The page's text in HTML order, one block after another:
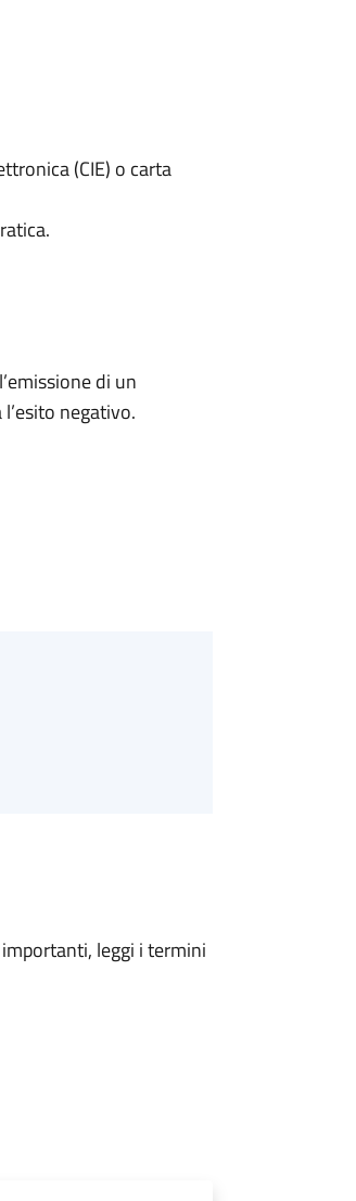
(CIE) o carta
di un
negativo.
leggi i termini